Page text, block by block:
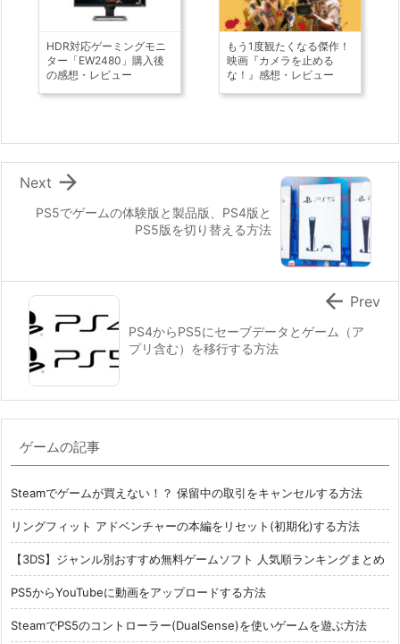
HDR対応ゲーミングモニ
ター「EW2480」購入後
の感想・レビュー
もう1度観たくなる傑作！
映画『カメラを止める
な！』感想・レビュー
PS5でゲームの体験版と製品版、PS4版と
PS5版を切り替える方法

Next
PS4からPS5にセーブデータとゲーム（ア
プリ含む）を移行する方法
 Prev
ゲームの記事
Steamでゲームが買えない！？ 保留中の取引をキャンセルする方法
リングフィット アドベンチャーの本編をリセット(初期化)する方法
【3DS】ジャンル別おすすめ無料ゲームソフト 人気順ランキングまとめ
PS5からYouTubeに動画をアップロードする方法
SteamでPS5のコントローラー(DualSense)を使いゲームを遊ぶ方法